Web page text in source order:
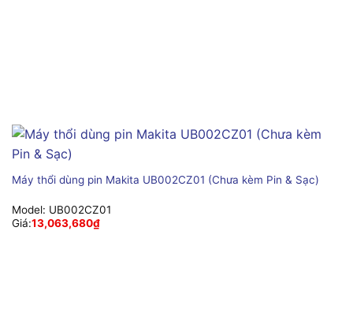
Máy thổi dùng pin Makita UB002CZ01 (Chưa kèm Pin & Sạc)
Model: UB002CZ01
Giá:13,063,680₫